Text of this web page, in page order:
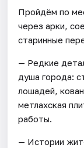
Пройдём по
через арки,
старинные
— Редкие
душа города:
лошадей,
метлахская
работы.
— Истории